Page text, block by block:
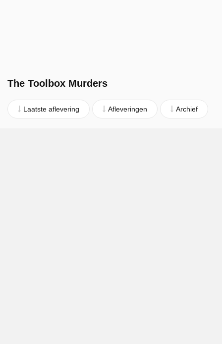
The Toolbox Murders
Laatste aflevering Afleveringen Archief